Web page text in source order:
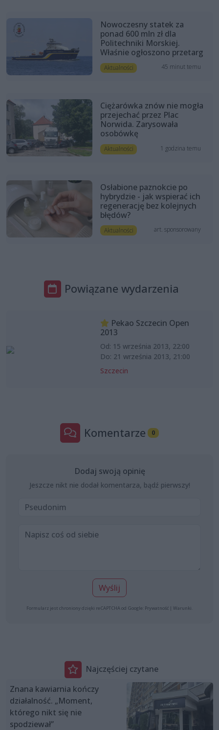
Nowoczesny statek za
ponad 600 mln zł dla
Politechniki Morskiej.
Właśnie ogłoszono przetarg
Aktualności 45 minut temu
Ciężarówka znów nie mogła
przejechać przez Plac
Norwida. Zarysowała
osobówkę
Aktualności 1 godzina temu
Osłabione paznokcie po
hybrydzie - jak wspierać ich
regenerację bez kolejnych
błędów?
Aktualności art. sponsorowany
Powiązane wydarzenia
Pekao Szczecin Open
2013
Od: 15 września 2013, 22:00
Do: 21 września 2013, 21:00
Szczecin
Komentarze 0
Dodaj swoją opinię
Jeszcze nikt nie dodał komentarza, bądź pierwszy!
Wyślij
Formularz jest chroniony dzięki reCAPTCHA od Google: Prywatność | Warunki
Najczęściej czytane
Znana kawiarnia kończy
działalność. „Moment,
którego nikt się nie
spodziewał”